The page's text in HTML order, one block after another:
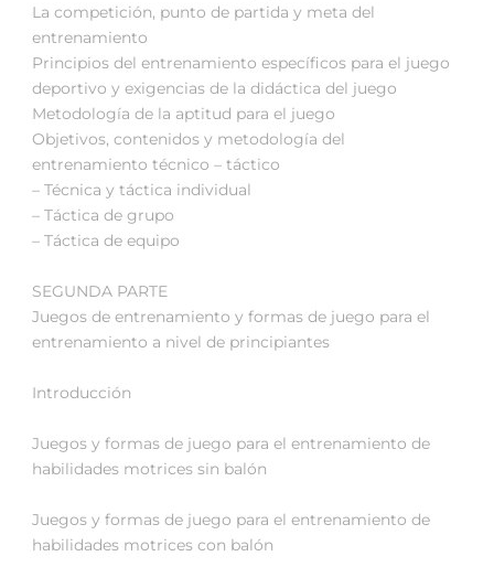
La competición, punto de partida y meta del
entrenamiento
Principios del entrenamiento específicos para el juego
deportivo y exigencias de la didáctica del juego
Metodología de la aptitud para el juego
Objetivos, contenidos y metodología del
entrenamiento técnico – táctico
– Técnica y táctica individual
– Táctica de grupo
– Táctica de equipo
SEGUNDA PARTE
Juegos de entrenamiento y formas de juego para el
entrenamiento a nivel de principiantes
Introducción
Juegos y formas de juego para el entrenamiento de
habilidades motrices sin balón
Juegos y formas de juego para el entrenamiento de
habilidades motrices con balón